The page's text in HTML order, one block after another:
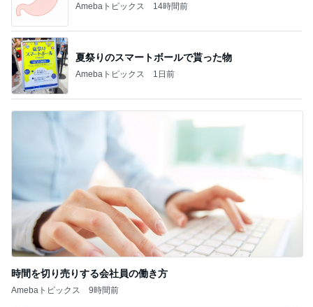
Amebaトピックス 14時間前
夏祭りのスマートボールで貰った物
Amebaトピックス 1日前
時間を切り売りする会社員の働き方
Amebaトピックス 9時間前